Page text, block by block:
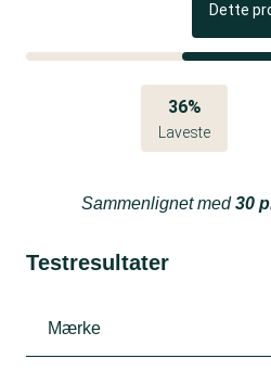
Dette
36%
Laveste
Sammenlignet med30
Testresultater
Mærke